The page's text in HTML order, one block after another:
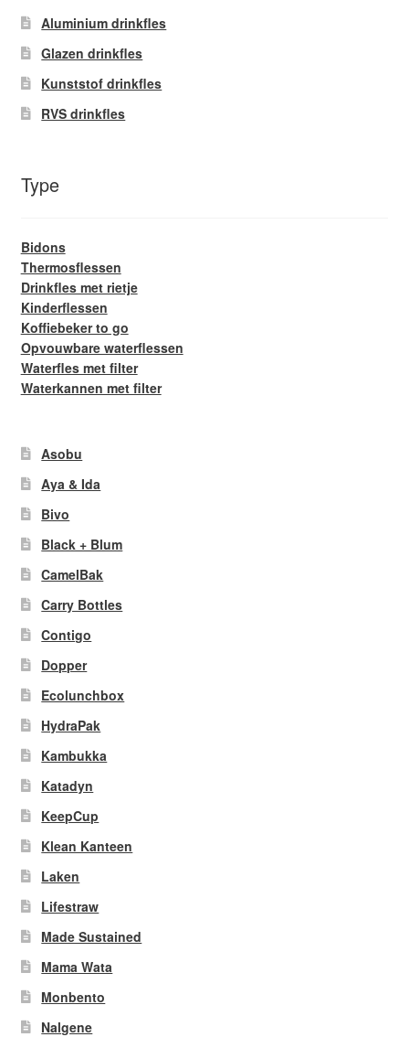
Aluminium drinkfles
Glazen drinkfles
Kunststof drinkfles
RVS drinkfles
Type
Bidons
Thermosflessen
Drinkfles met rietje
Kinderflessen
Koffiebeker to go
Opvouwbare waterflessen
Waterfles met filter
Waterkannen met filter
Asobu
Aya & Ida
Bivo
Black + Blum
CamelBak
Carry Bottles
Contigo
Dopper
Ecolunchbox
HydraPak
Kambukka
Katadyn
KeepCup
Klean Kanteen
Laken
Lifestraw
Made Sustained
Mama Wata
Monbento
Nalgene